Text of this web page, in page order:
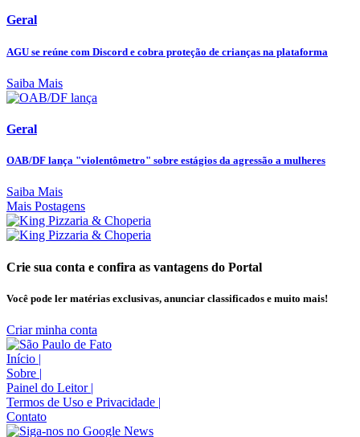
Geral
AGU se reúne com Discord e cobra proteção de crianças na plataforma
Saiba Mais
Geral
OAB/DF lança "violentômetro" sobre estágios da agressão a mulheres
Saiba Mais
Mais Postagens
Crie sua conta e confira as vantagens do Portal
Você pode ler matérias exclusivas, anunciar classificados e muito mais!
Criar minha conta
Início |
Sobre |
Painel do Leitor |
Termos de Uso e Privacidade |
Contato